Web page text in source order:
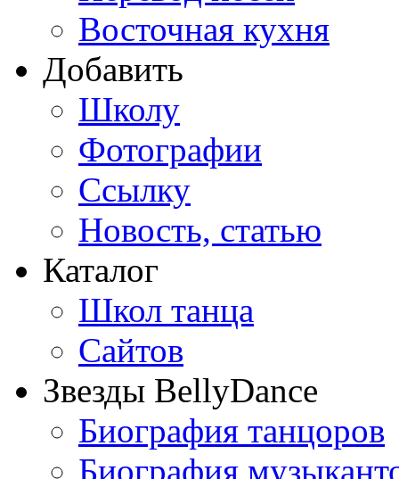
Восточная кухня
Добавить
Школу
Фотографии
Ссылку
Новость, статью
Каталог
Школ танца
Сайтов
Звезды BellyDance
Биография танцоров
Биография